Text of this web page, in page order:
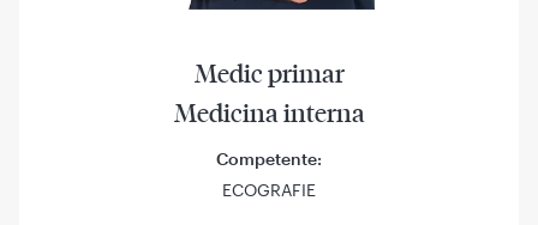
Medic primar
Medicina interna
Competente:
ECOGRAFIE